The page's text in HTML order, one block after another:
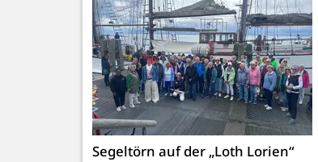
Segeltörn auf der „Loth Lorien“